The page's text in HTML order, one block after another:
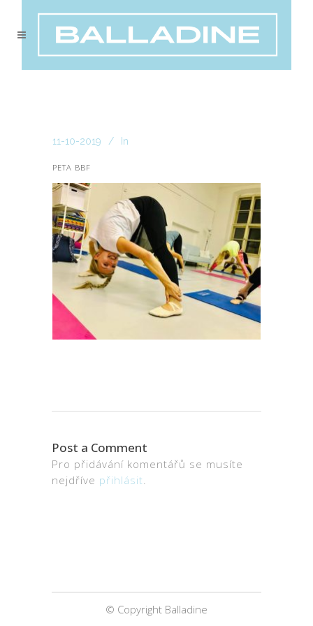
11-10-2019 In
PETA BBF
Post a Comment
Pro přidávání komentářů se musíte
nejdříve přihlásit
© Copyright Balladine